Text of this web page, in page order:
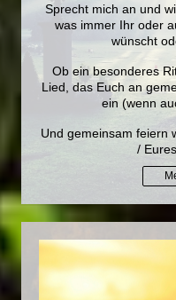
Sprecht mich an und
was immer Ihr oder
wünscht
Ob ein besonderes
Lied, das Euch an
ein (wenn
Und gemeinsam feiern
/